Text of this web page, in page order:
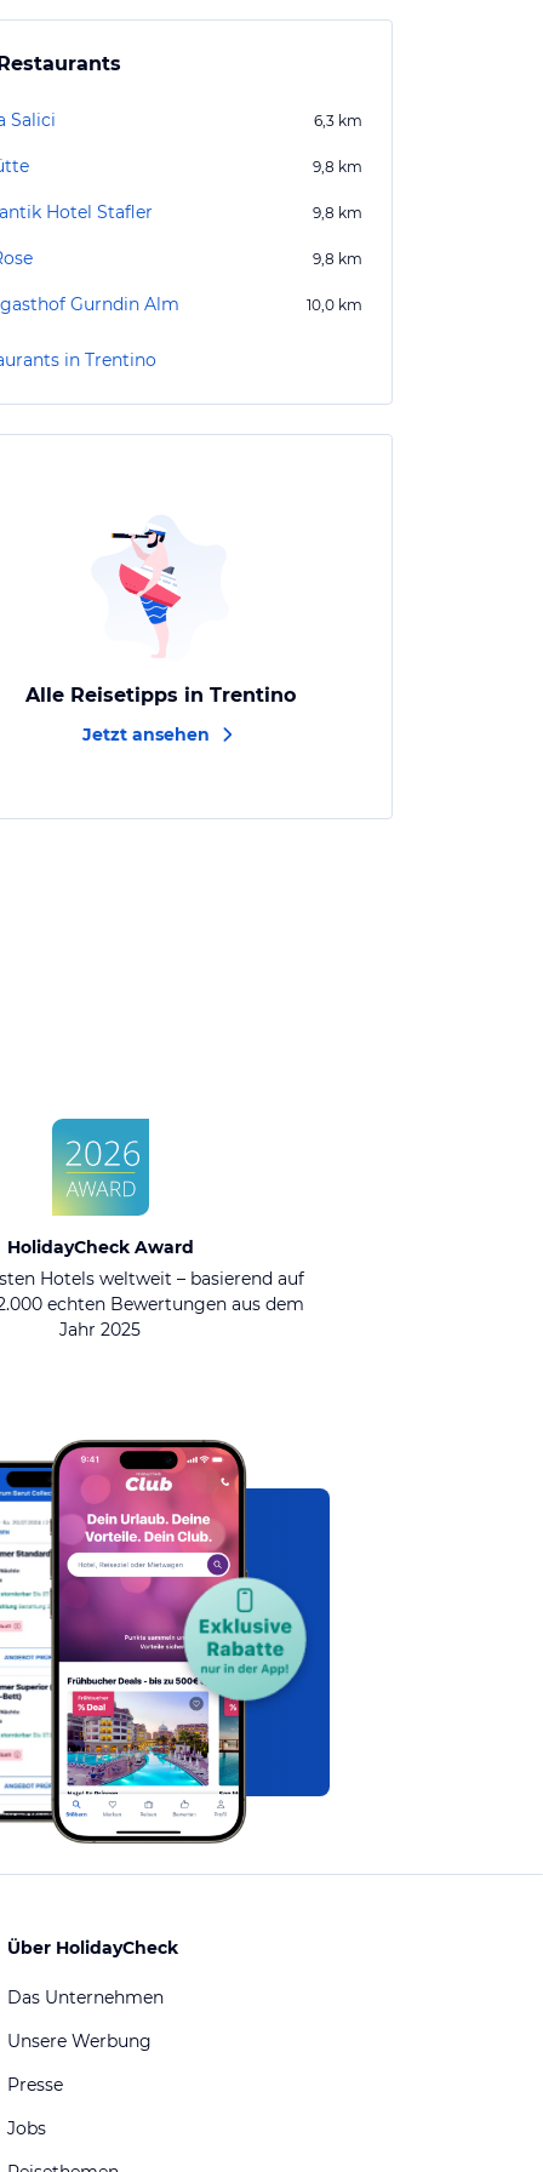
Salici 6,3 km
9,8 km
Hotel Stafler 9,8 km
9,8 km
Gurndin Alm 10,0 km
in Trentino
Alle Reisetipps in Trentino
Jetzt ansehen
HolidayCheck Award
Hotels weltweit – basierend auf
echten Bewertungen aus dem
Jahr 2025
Über HolidayCheck
Das Unternehmen
Unsere Werbung
Presse
Jobs